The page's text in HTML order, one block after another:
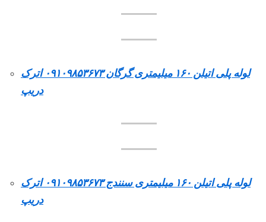
لوله پلی اتیلن ۱۶۰ میلیمتری گرگان ۰۹۱۰۹۸۵۳۶۷۳ اترک
دریپ
لوله پلی اتیلن ۱۶۰ میلیمتری سنندج ۰۹۱۰۹۸۵۳۶۷۳ اترک
دریپ